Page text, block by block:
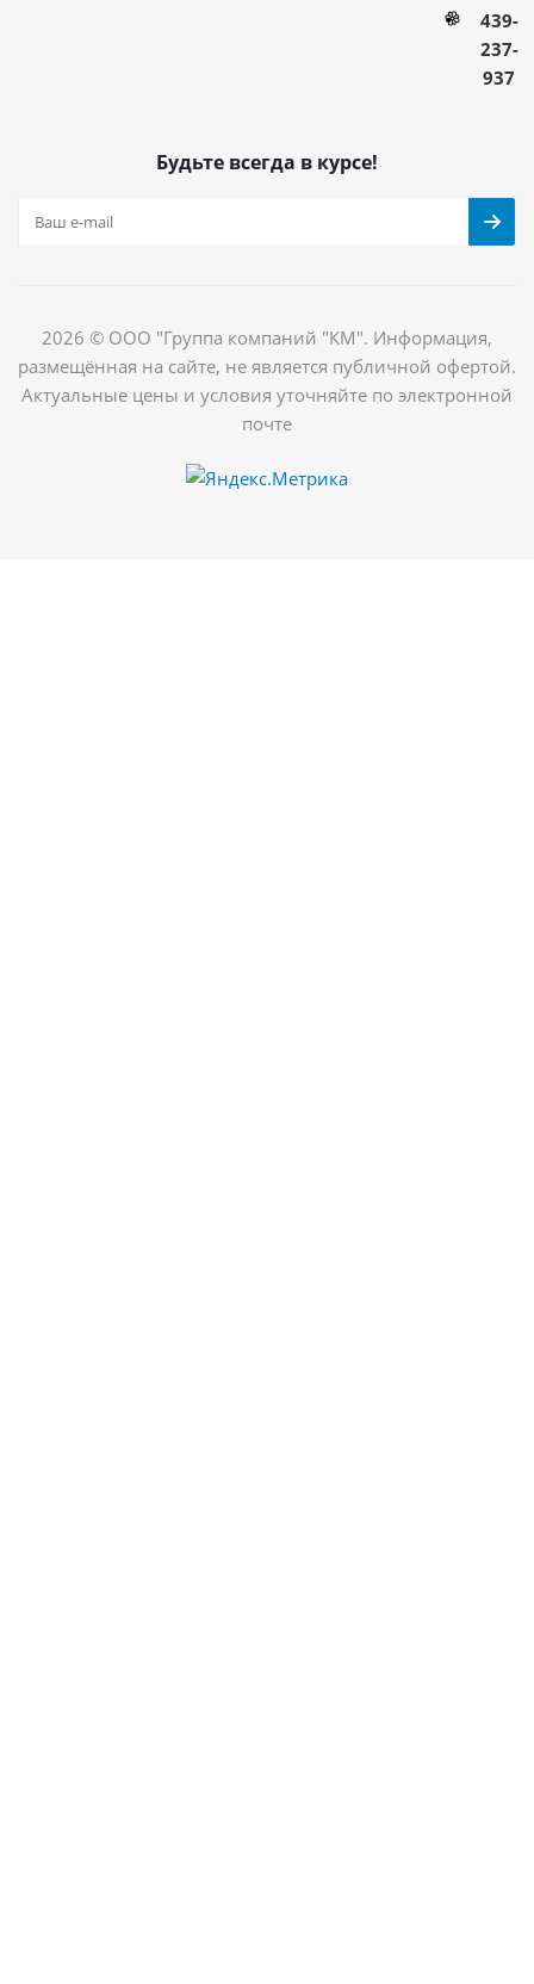
439-
237-
937
Будьте всегда в курсе!
2026 © ООО "Группа компаний "КМ". Информация,
размещённая на сайте, не является публичной офертой.
Актуальные цены и условия уточняйте по электронной
почте